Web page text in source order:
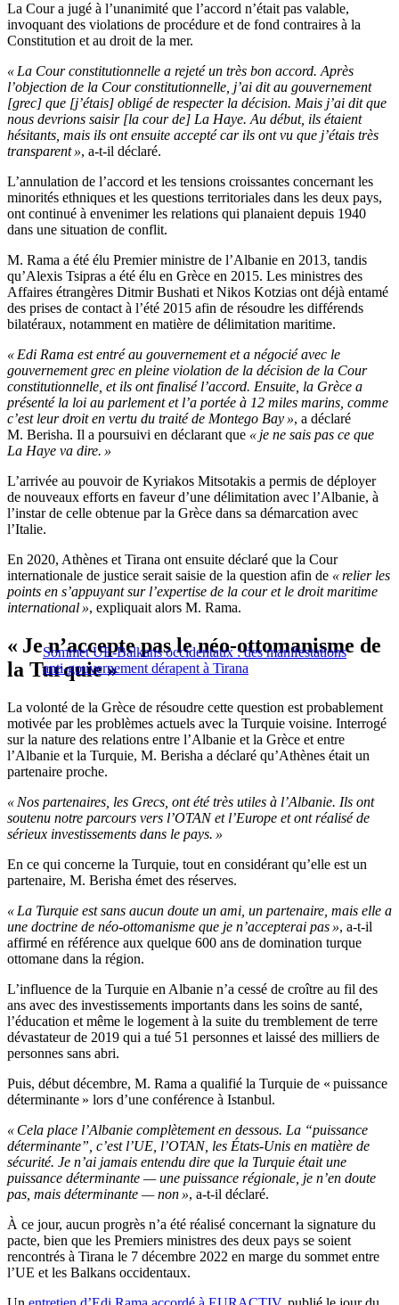
La Cour a jugé à l’unanimité que l’accord n’était pas valable,
invoquant des violations de procédure et de fond contraires à la
Constitution et au droit de la mer.
« La Cour constitutionnelle a rejeté un très bon accord. Après
l’objection de la Cour constitutionnelle, j’ai dit au gouvernement
[grec] que [j’étais] obligé de respecter la décision. Mais j’ai dit que
nous devrions saisir [la cour de] La Haye. Au début, ils étaient
hésitants, mais ils ont ensuite accepté car ils ont vu que j’étais très
transparent », a-t-il déclaré.
L’annulation de l’accord et les tensions croissantes concernant les
minorités ethniques et les questions territoriales dans les deux pays,
ont continué à envenimer les relations qui planaient depuis 1940
dans une situation de conflit.
M. Rama a été élu Premier ministre de l’Albanie en 2013, tandis
qu’Alexis Tsipras a été élu en Grèce en 2015. Les ministres des
Affaires étrangères Ditmir Bushati et Nikos Kotzias ont déjà entamé
des prises de contact à l’été 2015 afin de résoudre les différends
bilatéraux, notamment en matière de délimitation maritime.
« Edi Rama est entré au gouvernement et a négocié avec le
gouvernement grec en pleine violation de la décision de la Cour
constitutionnelle, et ils ont finalisé l’accord. Ensuite, la Grèce a
présenté la loi au parlement et l’a portée à 12 miles marins, comme
c’est leur droit en vertu du traité de Montego Bay », a déclaré
M. Berisha. Il a poursuivi en déclarant que « je ne sais pas ce que
La Haye va dire. »
L’arrivée au pouvoir de Kyriakos Mitsotakis a permis de déployer
de nouveaux efforts en faveur d’une délimitation avec l’Albanie, à
l’instar de celle obtenue par la Grèce dans sa démarcation avec
l’Italie.
En 2020, Athènes et Tirana ont ensuite déclaré que la Cour
internationale de justice serait saisie de la question afin de « relier les
points en s’appuyant sur l’expertise de la cour et le droit maritime
international », expliquait alors M. Rama.
Sommet UE-Balkans occidentaux : des manifestations
anti-gouvernement dérapent à Tirana
« Je n’accepte pas le néo-ottomanisme de
la Turquie »
La volonté de la Grèce de résoudre cette question est probablement
motivée par les problèmes actuels avec la Turquie voisine. Interrogé
sur la nature des relations entre l’Albanie et la Grèce et entre
l’Albanie et la Turquie, M. Berisha a déclaré qu’Athènes était un
partenaire proche.
« Nos partenaires, les Grecs, ont été très utiles à l’Albanie. Ils ont
soutenu notre parcours vers l’OTAN et l’Europe et ont réalisé de
sérieux investissements dans le pays. »
En ce qui concerne la Turquie, tout en considérant qu’elle est un
partenaire, M. Berisha émet des réserves.
« La Turquie est sans aucun doute un ami, un partenaire, mais elle a
une doctrine de néo-ottomanisme que je n’accepterai pas », a-t-il
affirmé en référence aux quelque 600 ans de domination turque
ottomane dans la région.
L’influence de la Turquie en Albanie n’a cessé de croître au fil des
ans avec des investissements importants dans les soins de santé,
l’éducation et même le logement à la suite du tremblement de terre
dévastateur de 2019 qui a tué 51 personnes et laissé des milliers de
personnes sans abri.
Puis, début décembre, M. Rama a qualifié la Turquie de « puissance
déterminante » lors d’une conférence à Istanbul.
« Cela place l’Albanie complètement en dessous. La “puissance
déterminante”, c’est l’UE, l’OTAN, les États-Unis en matière de
sécurité. Je n’ai jamais entendu dire que la Turquie était une
puissance déterminante — une puissance régionale, je n’en doute
pas, mais déterminante — non », a-t-il déclaré.
À ce jour, aucun progrès n’a été réalisé concernant la signature du
pacte, bien que les Premiers ministres des deux pays se soient
rencontrés à Tirana le 7 décembre 2022 en marge du sommet entre
l’UE et les Balkans occidentaux.